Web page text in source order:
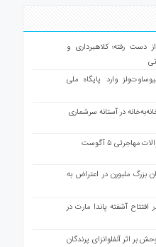
پول از دست رفته؛ کلاهبرداری و
وارد پایگاه ملی
در آستانه سرشماری
۵ آگوست
بزرگ ملبورن در اعتراض به
افتتاح آشفته پاندا مارت در
اثر آنفلوانزای پرندگان